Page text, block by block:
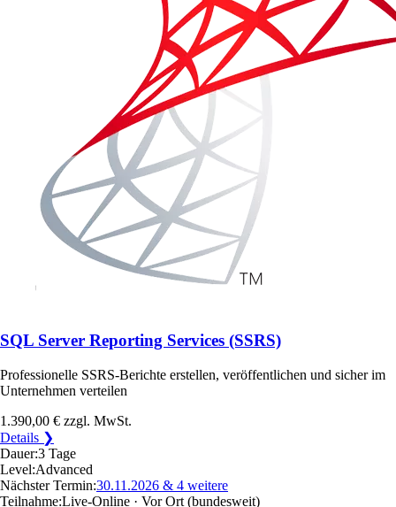
SQL Server Reporting Services (SSRS)
Professionelle SSRS-Berichte erstellen, veröffentlichen und sicher im
Unternehmen verteilen
1.390,00 € zzgl. MwSt.
Details ❯
Dauer:3 Tage
Level:Advanced
Nächster Termin:30.11.2026 & 4 weitere
Teilnahme:Live-Online · Vor Ort (bundesweit)